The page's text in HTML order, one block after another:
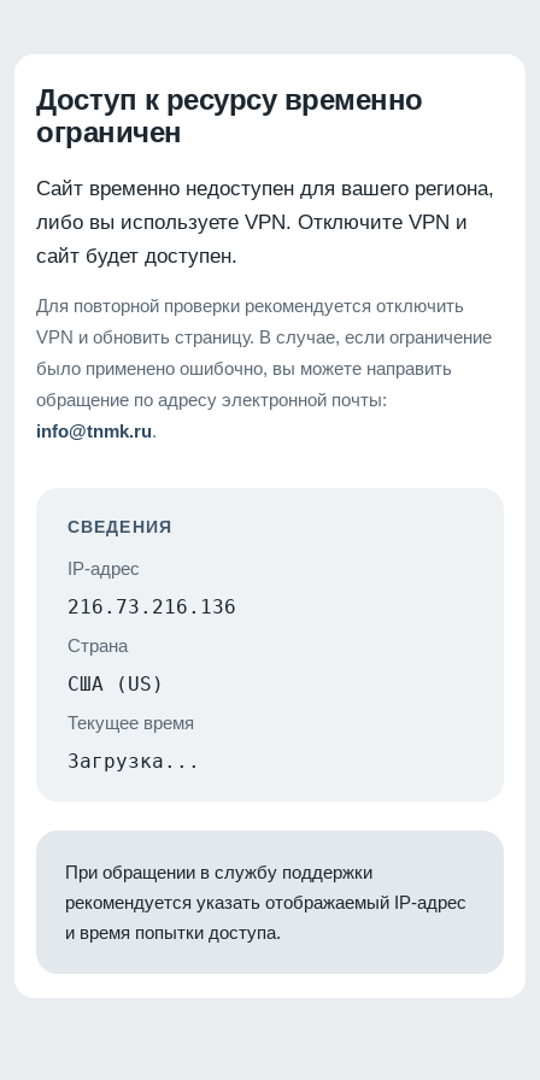
Доступ к ресурсу временно
ограничен
Сайт временно недоступен для вашего региона,
либо вы используете VPN. Отключите VPN и
сайт будет доступен.
Для повторной проверки рекомендуется отключить
VPN и обновить страницу. В случае, если ограничение
было применено ошибочно, вы можете направить
обращение по адресу электронной почты:
info@tnmk.ru.
СВЕДЕНИЯ
IP-адрес
216.73.216.136
Страна
США (US)
Текущее время
Загрузка...
При обращении в службу поддержки
рекомендуется указать отображаемый IP-адрес
и время попытки доступа.